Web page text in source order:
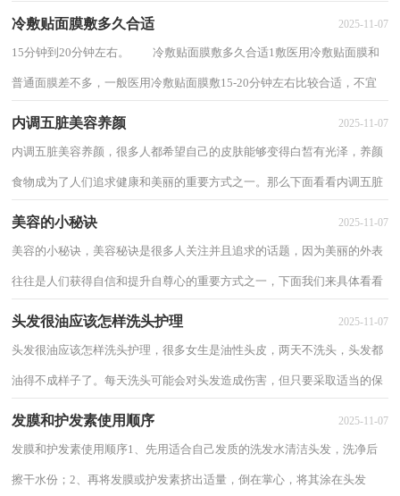
周围的细胞也会膨胀起来，毛孔自然就变得不...
冷敷贴面膜敷多久合适 2025-11-07
15分钟到20分钟左右。 冷敷贴面膜敷多久合适1敷医用冷敷贴面膜和
普通面膜差不多，一般医用冷敷贴面膜敷15-20分钟左右比较合适，不宜
太短也不宜太长。到时间后直接取下，用手轻...
内调五脏美容养颜 2025-11-07
内调五脏美容养颜，很多人都希望自己的皮肤能够变得白皙有光泽，养颜
食物成为了人们追求健康和美丽的重要方式之一。那么下面看看内调五脏
美容养颜。 内调五脏美容养颜11：心与...
美容的小秘诀 2025-11-07
美容的小秘诀，美容秘诀是很多人关注并且追求的话题，因为美丽的外表
往往是人们获得自信和提升自尊心的重要方式之一，下面我们来具体看看
美容的小秘诀。 美容的小秘诀1首先，保...
头发很油应该怎样洗头护理 2025-11-07
头发很油应该怎样洗头护理，很多女生是油性头皮，两天不洗头，头发都
油得不成样子了。每天洗头可能会对头发造成伤害，但只要采取适当的保
护措施，对于头发很油应该怎样洗头护理 头...
发膜和护发素使用顺序 2025-11-07
发膜和护发素使用顺序1、先用适合自己发质的洗发水清洁头发，洗净后
擦干水份；2、再将发膜或护发素挤出适量，倒在掌心，将其涂在头发